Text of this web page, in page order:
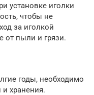
установке иголки
чтобы не
за иголкой
от пыли и грязи.
годы, необходимо
хранения.